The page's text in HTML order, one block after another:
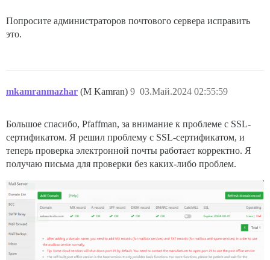
Попросите администраторов почтового сервера исправить
это.
mkamranmazhar (M Kamran) 03.Май.2024 02:55:59
9
Большое спасибо, Pfaffman, за внимание к проблеме с SSL-
сертификатом. Я решил проблему с SSL-сертификатом, и
теперь проверка электронной почты работает корректно. Я
получаю письма для проверки без каких-либо проблем.